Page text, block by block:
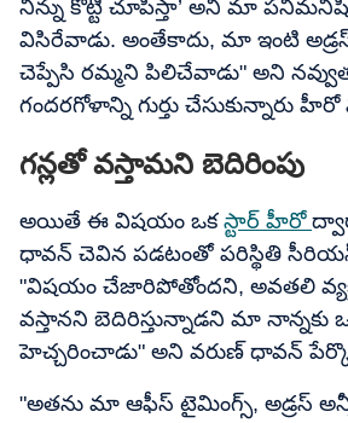
నిన్ను కొట్టి చూపిస్తా’ అని మా
విసిరేవాడు. అంతేకాదు, మా ఇంటి
చెప్పేసి రమ్మని పిలిచేవాడు" అని
గందరగోళాన్ని గుర్తు చేసుకున్నారు
గన్లతో వస్తామని బెదిరింపు
అయితే ఈ విషయం ఒక స్టార్ హీరో
ధావన్ చెవిన పడటంతో పరిస్థితి
"విషయం చేజారిపోతోందని, అవతలి
వస్తానని బెదిరిస్తున్నాడని మా నాన్నకు
హెచ్చరించాడు" అని వరుణ్ ధావన్
"అతను మా ఆఫీస్ టైమింగ్స్, అడ్రస్